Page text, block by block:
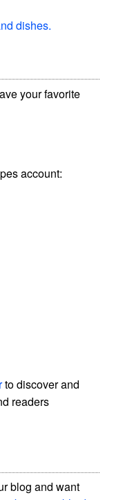
dishes.
your favorite
account:
to discover and
readers
blog and want